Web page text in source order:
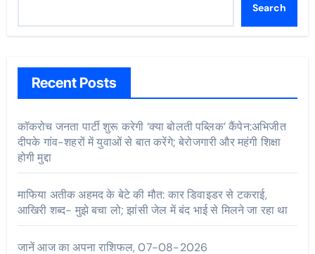
Search
Recent Posts
कॉकरोच जनता पार्टी शुरू करेगी ‘क्या बोलती पब्लिक’ कैंपेन:अभिजीत
दीपके गांव-शहरों में युवाओं से बात करेंगे; बेरोजगारी और महंगी शिक्षा
होगी मुद्दा
माफिया अतीक अहमद के बेटे की मौत: कार डिवाइडर से टकराई,
आखिरी शब्द- मुझे बचा लो; झांसी जेल में बंद भाई से मिलने जा रहा था
जानें आज का अपना राशिफल, 07-08-2026